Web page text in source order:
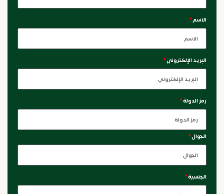
الاسم*
البريد الإلكتروني*
رمز الدولة*
الجوال*
الجنسية*